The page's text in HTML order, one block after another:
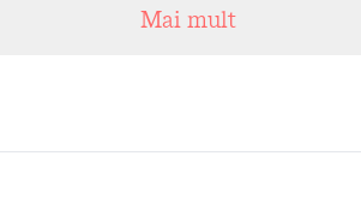
piept!
Mai mult